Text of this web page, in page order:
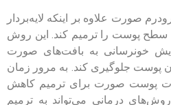
صورت علاوه بر اینکه لایه‌بردار
پوست را ترمیم کند. این روش
خونرسانی به بافت‌های صورت
پوست جلوگیری کند. به مرور زمان
پوست صورت برای ترمیم کاهش
روش‌های درمانی می‌تواند به ترمیم